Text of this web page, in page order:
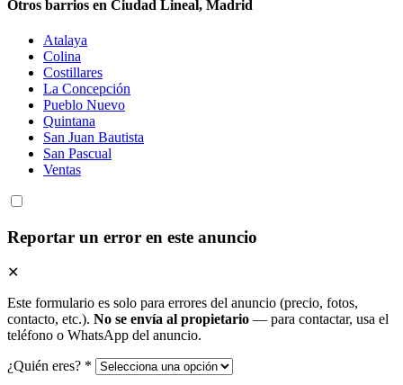
Otros barrios en Ciudad Lineal, Madrid
Atalaya
Colina
Costillares
La Concepción
Pueblo Nuevo
Quintana
San Juan Bautista
San Pascual
Ventas
Reportar un error en este anuncio
✕
Este formulario es solo para errores del anuncio (precio, fotos,
contacto, etc.). No se envía al propietario — para contactar, usa el
teléfono o WhatsApp del anuncio.
¿Quién eres? *